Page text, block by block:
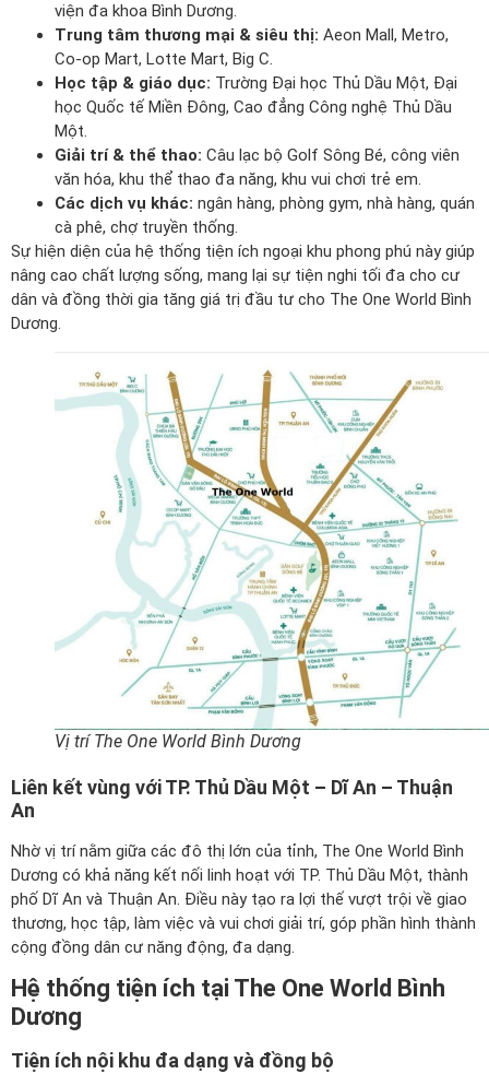
viện đa khoa Bình Dương.
Trung tâm thương mại & siêu thị: Aeon Mall, Metro,
Co-op Mart, Lotte Mart, Big C.
Học tập & giáo dục: Trường Đại học Thủ Dầu Một, Đại
học Quốc tế Miền Đông, Cao đẳng Công nghệ Thủ Dầu
Một.
Giải trí & thể thao: Câu lạc bộ Golf Sông Bé, công viên
văn hóa, khu thể thao đa năng, khu vui chơi trẻ em.
Các dịch vụ khác: ngân hàng, phòng gym, nhà hàng, quán
cà phê, chợ truyền thống.
Sự hiện diện của hệ thống tiện ích ngoại khu phong phú này giúp
nâng cao chất lượng sống, mang lại sự tiện nghi tối đa cho cư
dân và đồng thời gia tăng giá trị đầu tư cho The One World Bình
Dương.
Vị trí The One World Bình Dương
Liên kết vùng với TP. Thủ Dầu Một – Dĩ An – Thuận
An
Nhờ vị trí nằm giữa các đô thị lớn của tỉnh, The One World Bình
Dương có khả năng kết nối linh hoạt với TP. Thủ Dầu Một, thành
phố Dĩ An và Thuận An. Điều này tạo ra lợi thế vượt trội về giao
thương, học tập, làm việc và vui chơi giải trí, góp phần hình thành
cộng đồng dân cư năng động, đa dạng.
Hệ thống tiện ích tại The One World Bình
Dương
Tiện ích nội khu đa dạng và đồng bộ